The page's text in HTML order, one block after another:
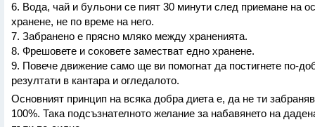
6. Вода, чай и бульони се пият 30 минути след приемане на
хранене, не по време на него.
7. Забранено е прясно мляко между храненията.
8. Фрешовете и соковете заместват едно хранене.
9. Повече движение само ще ви помогнат да постигнете по-
резултати в кантара и огледалото.
Основният принцип на всяка добра диета е, да не ти
100%. Така подсъзнателното желание за набавянето на